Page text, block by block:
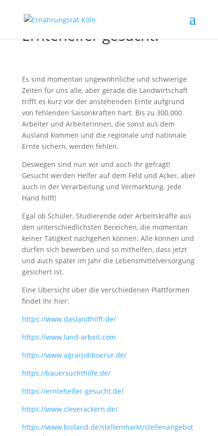
Erntehelfer gesucht!
Es sind momentan ungewöhnliche und schwierige
Zeiten für uns alle, aber gerade die Landwirtschaft
trifft es kurz vor der anstehenden Ernte aufgrund
von fehlenden Saisonkräften hart. Bis zu 300.000
Arbeiter und Arbeiterinnen, die sonst aus dem
Ausland kommen und die regionale und nationale
Ernte sichern, werden fehlen.
Deswegen sind nun wir und auch Ihr gefragt!
Gesucht werden Helfer auf dem Feld und Acker, aber
auch in der Verarbeitung und Vermarktung. Jede
Hand hilft!
Egal ob Schüler, Studierende oder Arbeitskräfte aus
den unterschiedlichsten Bereichen, die momentan
keiner Tätigkeit nachgehen können: Alle können und
dürfen sich bewerben und so mithelfen, dass jetzt
und auch später im Jahr die Lebensmittelversorgung
gesichert ist.
Eine Übersicht über die verschiedenen Plattformen
findet Ihr hier:
https://www.daslandhilft.de/
https://www.land-arbeit.com
https://www.agrarjobboerse.de/
https://bauersuchthilfe.de/
https://erntehelfer-gesucht.de/
https://www.cleverackern.de/
https://www.bioland.de/stellenmarkt/stellenangebot